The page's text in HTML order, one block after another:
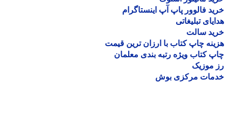
فالوور پاپ آپ اینستاگرام
تبلیغاتی
سالت
چاپ کتاب با ارزان ترین قیمت
کتاب ویژه رتبه بندی معلمان
موزیک
مرکزی بوش